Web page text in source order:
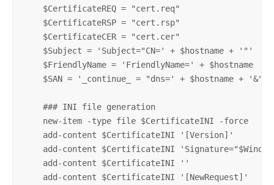
    $CertificateREQ = "cert.req"
    $CertificateRSP = "cert.rsp"
    $CertificateCER = "cert.cer"
    $Subject = 'Subject="CN=' + $hostname + '"'
    $FriendlyName = 'FriendlyName=' + $hostname
    $SAN = '_continue_ = "dns=' + $hostname + '&"'
    ### INI file generation
    new-item -type file $CertificateINI -force
    add-content $CertificateINI '[Version]'
add-content $CertificateINI
    add-content $CertificateINI ''
    add-content $CertificateINI '[NewRequest]'